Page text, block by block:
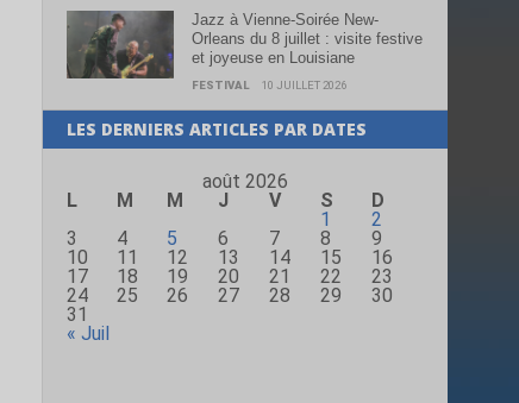
Jazz à Vienne-Soirée New-
Orleans du 8 juillet : visite festive
et joyeuse en Louisiane
FESTIVAL 10 JUILLET 2026
LES DERNIERS ARTICLES PAR DATES
août 2026
L
M M J V S
D
1
2
3
4 5 6 7 8
9
10
11 12 13 14 15
16
17
18 19 20 21 22
23
24
25 26 27 28 29
30
31
« Juil